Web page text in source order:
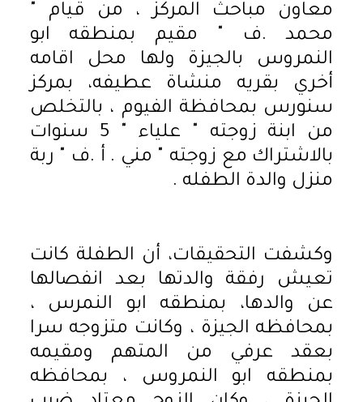
معاون مباحث المركز ، من قيام "
محمد .ف " مقيم بمنطقه ابو
النمروس بالجيزة ولها محل اقامه
أخري بقريه منشاة عطيفه، بمركز
سنورس بمحافظة الفيوم ، بالتخلص
من ابنة زوجته " علياء " 5 سنوات
بالاشتراك مع زوجته " مني . أ .ف " ربة
منزل والدة الطفله .
وكشفت التحقيقات، أن الطفلة كانت
تعيش رفقة والدتها بعد انفصالها
عن والدها، بمنطقه ابو النمرس ،
بمحافظه الجيزة ، وكانت متزوجه سرا
بعقد عرفي من المتهم ومقيمه
بمنطقه ابو النمروس ، بمحافظه